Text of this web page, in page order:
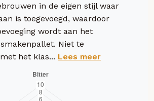
in de eigen stijl waar
is toegevoegd, waardoor
wordt aan het
Niet te
het klas... Lees meer